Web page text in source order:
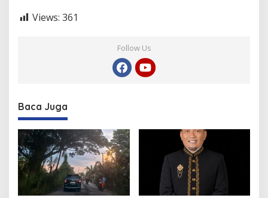
Views: 361
Follow Us
Baca Juga